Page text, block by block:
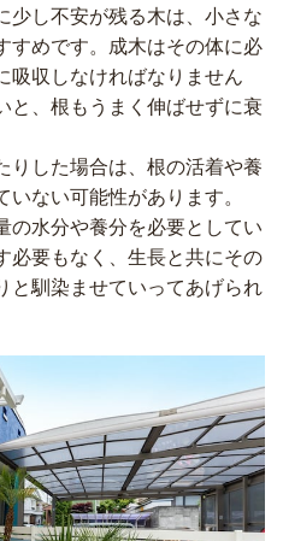
少し不安が残る木は、小さな
すめです。成木はその体に必
吸収しなければなりません
と、根もうまく伸ばせずに衰
りした場合は、根の活着や養
ない可能性があります。
の水分や養分を必要としてい
必要もなく、生長と共にその
と馴染ませていってあげられ